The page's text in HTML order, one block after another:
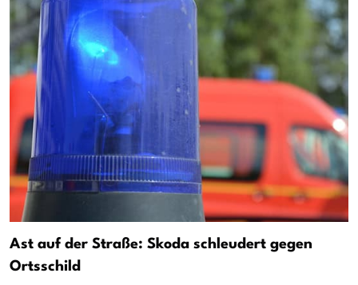
Ast auf der Straße: Skoda schleudert gegen
Ortsschild